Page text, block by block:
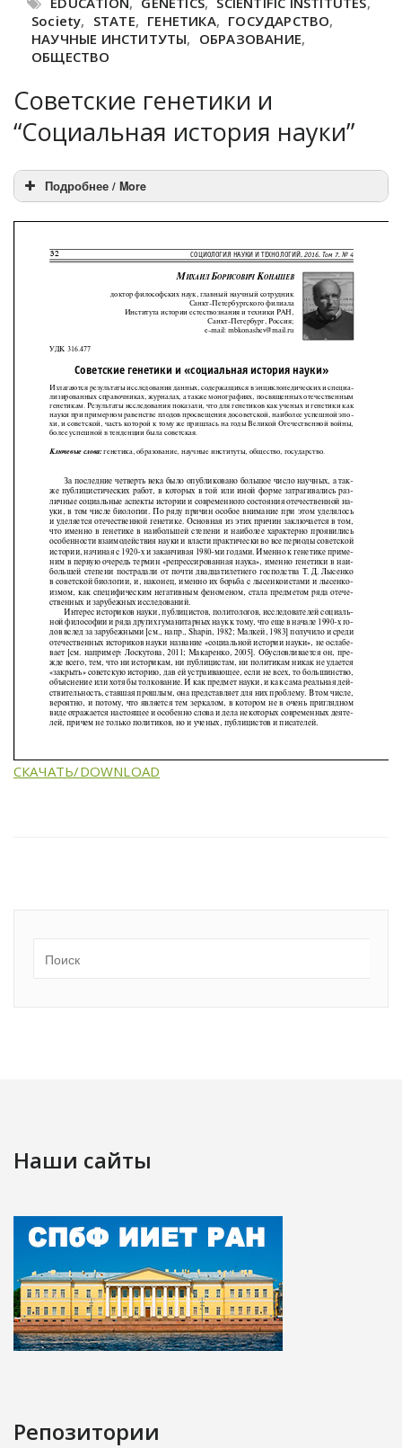
Society, STATE, ГЕНЕТИКА, ГОСУДАРСТВО,
НАУЧНЫЕ ИНСТИТУТЫ, ОБРАЗОВАНИЕ,
ОБЩЕСТВО
Советские генетики и
“Социальная история науки”
Подробнее / More
СКАЧАТЬ/DOWNLOAD
Наши сайты
Репозитории